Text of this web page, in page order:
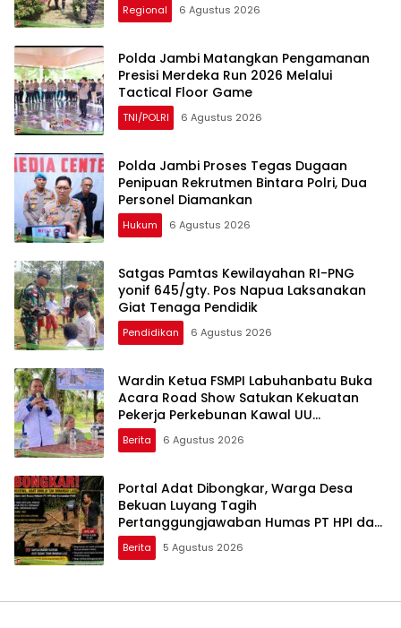
Regional 6 Agustus 2026
Polda Jambi Matangkan Pengamanan
Presisi Merdeka Run 2026 Melalui
Tactical Floor Game
TNI/POLRI 6 Agustus 2026
Polda Jambi Proses Tegas Dugaan
Penipuan Rekrutmen Bintara Polri, Dua
Personel Diamankan
Hukum 6 Agustus 2026
Satgas Pamtas Kewilayahan RI-PNG
yonif 645/gty. Pos Napua Laksanakan
Giat Tenaga Pendidik
Pendidikan 6 Agustus 2026
Wardin Ketua FSMPI Labuhanbatu Buka
Acara Road Show Satukan Kekuatan
Pekerja Perkebunan Kawal UU
Ketenagakerjaan Baru
Berita 6 Agustus 2026
Portal Adat Dibongkar, Warga Desa
Bekuan Luyang Tagih
Pertanggungjawaban Humas PT HPI dan
Kepala Desa yang Diduga Terlibat
Berita 5 Agustus 2026